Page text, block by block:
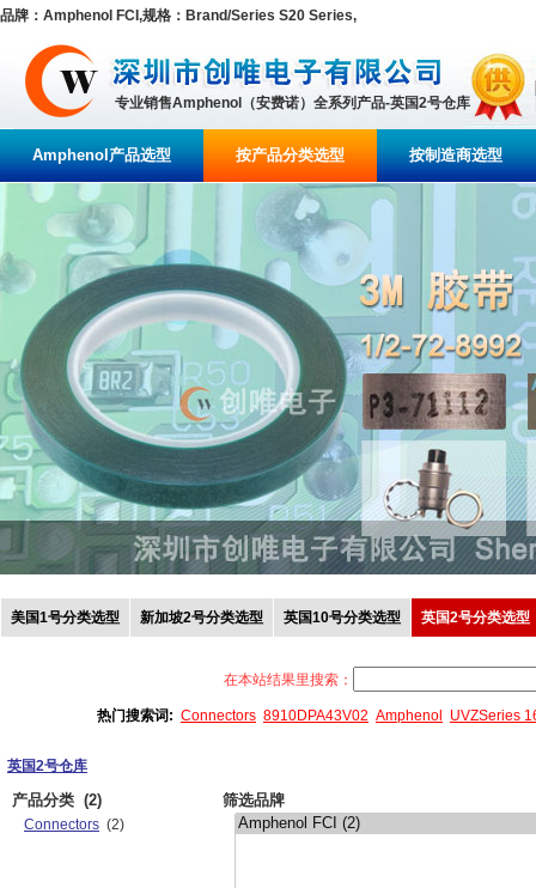
品牌：Amphenol FCI,规格：Brand/Series S20 Series,
专业销售Amphenol（安费诺）全系列产品-英国2号仓库
Amphenol产品选型 按产品分类选型 按制造商选型
美国1号分类选型 新加坡2号分类选型 英国10号分类选型 英国2号分类选型
在本站结果里搜索：
热门搜索词: Connectors 8910DPA43V02 Amphenol UVZSeries
英国2号仓库
产品分类 (2)
Connectors (2)
筛选品牌